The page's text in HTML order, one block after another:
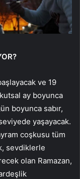
ve 19
ay boyunca
boyunca sabır,
yaşayacak.
coşkusu tüm
sevdiklerle
olan Ramazan,